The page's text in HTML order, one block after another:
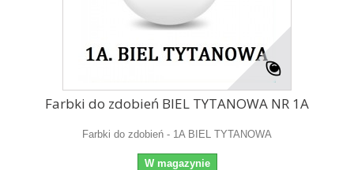
Farbki do zdobień BIEL TYTANOWA NR 1A
Farbki do zdobień - 1A BIEL TYTANOWA
W magazynie